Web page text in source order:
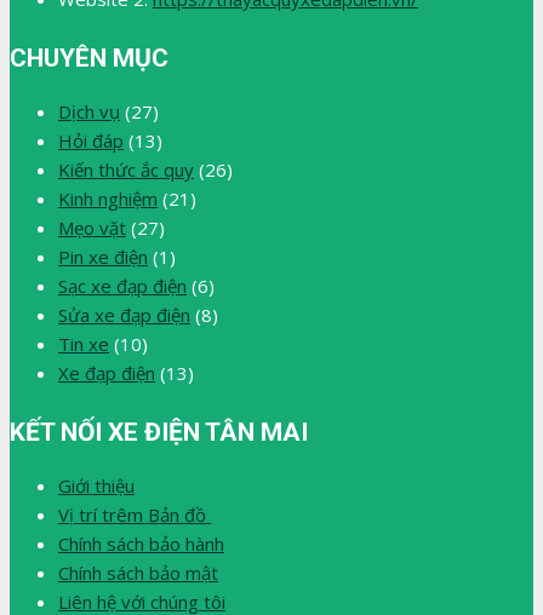
CHUYÊN MỤC
Dịch vụ (27)
Hỏi đáp (13)
Kiến thức ắc quy (26)
Kinh nghiệm (21)
Mẹo vặt (27)
Pin xe điện (1)
Sạc xe đạp điện (6)
Sửa xe đạp điện (8)
Tin xe (10)
Xe đạp điện (13)
KẾT NỐI XE ĐIỆN TÂN MAI
Giới thiệu
Vị trí trêm Bản đồ
Chính sách bảo hành
Chính sách bảo mật
Liên hệ với chúng tôi